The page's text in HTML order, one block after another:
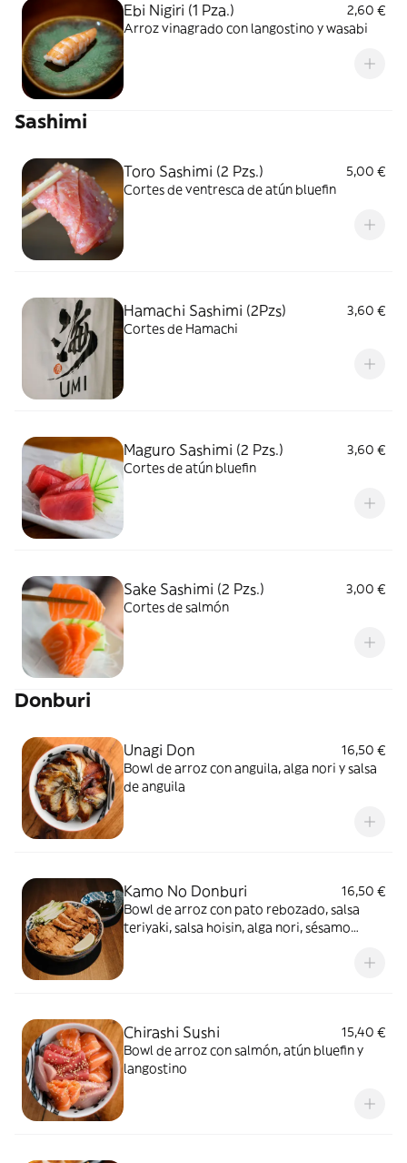
Ebi Nigiri (1 Pza.)
2,60 €
Arroz vinagrado con langostino y wasabi
Sashimi
Toro Sashimi (2 Pzs.)
5,00 €
Cortes de ventresca de atún bluefin
Hamachi Sashimi (2Pzs)
3,60 €
Cortes de Hamachi
Maguro Sashimi (2 Pzs.)
3,60 €
Cortes de atún bluefin
Sake Sashimi (2 Pzs.)
3,00 €
Cortes de salmón
Donburi
Unagi Don
16,50 €
Bowl de arroz con anguila, alga nori y salsa
de anguila
Kamo No Donburi
16,50 €
Bowl de arroz con pato rebozado, salsa
teriyaki, salsa hoisin, alga nori, sésamo
Chirashi Sushi
15,40 €
Bowl de arroz con salmón, atún bluefin y
langostino